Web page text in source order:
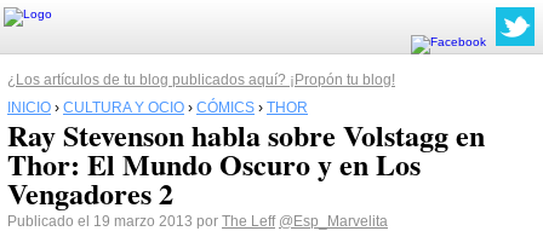
¿Los artículos de tu blog publicados aquí? ¡Propón tu blog!
INICIO › CULTURA Y OCIO › CÓMICS › THOR
Ray Stevenson habla sobre Volstagg en
Thor: El Mundo Oscuro y en Los
Vengadores 2
Publicado el 19 marzo 2013 por The Leff @Esp_Marvelita